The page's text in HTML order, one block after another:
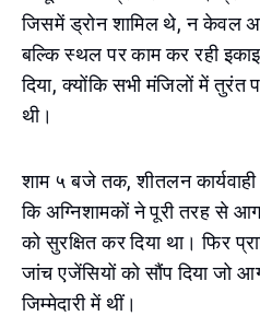
जिसमें ड्रोन शामिल थे, न केवल
बल्कि स्थल पर काम कर रही
दिया, क्योंकि सभी मंजिलों में
थी।
शाम ५ बजे तक, शीतलन
कि अग्निशामकों ने पूरी तरह से
को सुरक्षित कर दिया था। फिर
जांच एजेंसियों को सौंप दिया जो
जिम्मेदारी में थीं।